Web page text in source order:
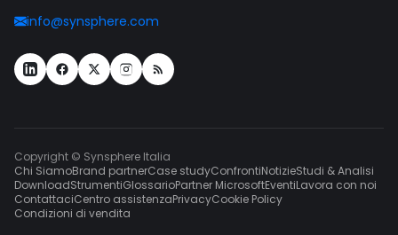
info@synsphere.com
Copyright © Synsphere Italia
Chi SiamoBrand partnerCase studyConfrontiNotizieStudi & Analisi
DownloadStrumentiGlossarioPartner MicrosoftEventiLavora con noi
ContattaciCentro assistenzaPrivacyCookie Policy
Condizioni di vendita